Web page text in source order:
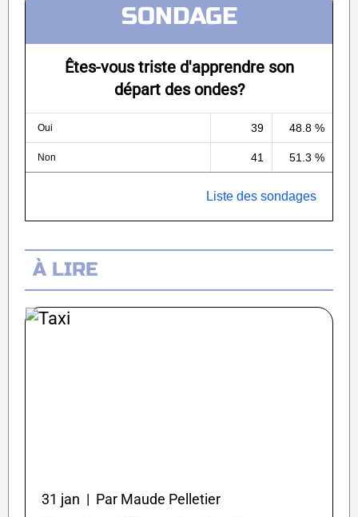
SONDAGE
Êtes-vous triste d'apprendre son
départ des ondes?
Oui 39 48.8 %
Non 41 51.3 %
Liste des sondages
À LIRE
31 jan | Par Maude Pelletier